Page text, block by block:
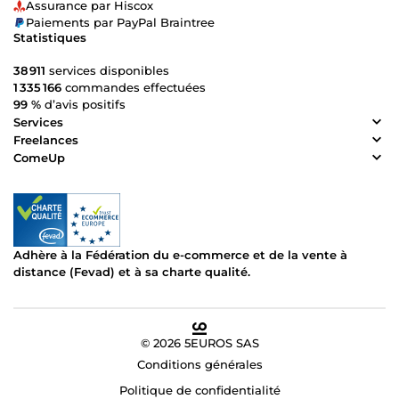
Assurance par Hiscox
Paiements par PayPal Braintree
Statistiques
38 911 services disponibles
1 335 166 commandes effectuées
99 % d’avis positifs
Services
Freelances
ComeUp
Adhère à la Fédération du e-commerce et de la vente à
distance (Fevad) et à sa charte qualité.
© 2026 5EUROS SAS
Conditions générales
Politique de confidentialité